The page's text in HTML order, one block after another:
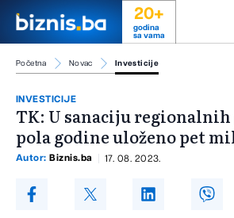
20+
godina
sa vama
Početna Novac Investicije
INVESTICIJE
TK: U sanaciju regionalnih
pola godine uloženo pet
Autor: Biznis.ba 17. 08. 2023.